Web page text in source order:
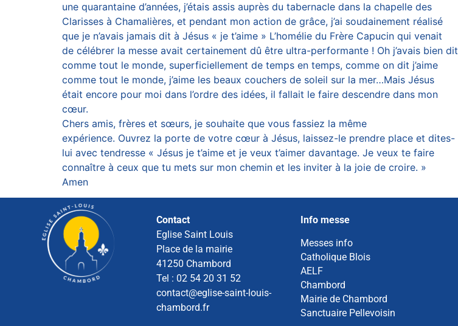
une quarantaine d’années, j’étais assis auprès du tabernacle dans la chapelle des
Clarisses à Chamalières, et pendant mon action de grâce, j’ai soudainement réalisé
que je n’avais jamais dit à Jésus « je t’aime » L’homélie du Frère Capucin qui venait
de célébrer la messe avait certainement dû être ultra-performante ! Oh j’avais bien dit
comme tout le monde, superficiellement de temps en temps, comme on dit j’aime
comme tout le monde, j’aime les beaux couchers de soleil sur la mer…Mais Jésus
était encore pour moi dans l’ordre des idées, il fallait le faire descendre dans mon
cœur.
Chers amis, frères et sœurs, je souhaite que vous fassiez la même
expérience. Ouvrez la porte de votre cœur à Jésus, laissez-le prendre place et dites-
lui avec tendresse « Jésus je t’aime et je veux t’aimer davantage. Je veux te faire
connaître à ceux que tu mets sur mon chemin et les inviter à la joie de croire. »
Amen
Contact
Eglise Saint Louis
Place de la mairie
41250 Chambord
Tel : 02 54 20 31 52
contact@eglise-saint-louis-
chambord.fr
Info messe
Messes info
Catholique Blois
AELF
Chambord
Mairie de Chambord
Sanctuaire Pellevoisin